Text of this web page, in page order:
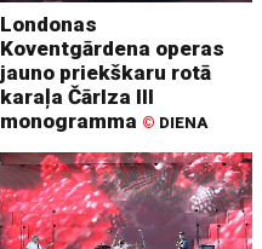
Londonas
Koventgārdena operas
jauno priekškaru rotā
karaļa Čārlza III
monogramma © DIENA